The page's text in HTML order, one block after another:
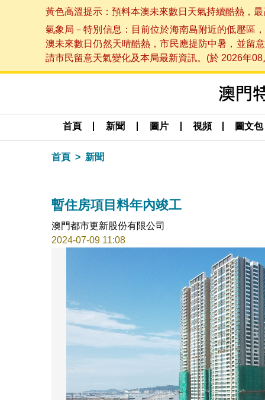
黃色高溫提示：預料本澳未來數日天氣持續酷熱，
氣象局－特別信息：目前位於海南島附近的低壓區
澳未來數日仍然天晴酷熱，市民應提防中暑，並留
請市民留意天氣變化及本局最新資訊。(於 2026年
首頁 新聞 圖片 視頻 圖文包
首頁 新聞
暫住房項目料年內竣工
澳門都市更新股份有限公司
2024-07-09 11:08